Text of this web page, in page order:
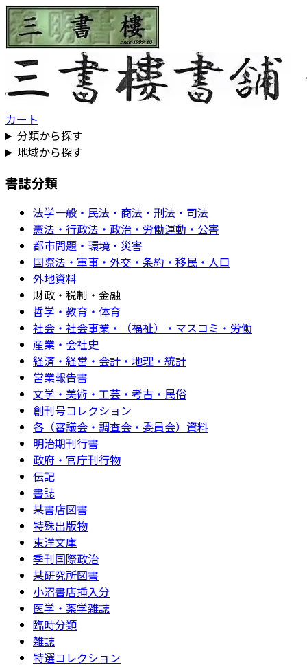
カート
分類から探す
地域から探す
書誌分類
法学一般・民法・商法・刑法・司法
憲法・行政法・政治・労働運動・公害
都市問題・環境・災害
国際法・軍事・外交・条約・移民・人口
外地資料
財政・税制・金融
哲学・教育・体育
社会・社会事業・（福祉）・マスコミ・労働
産業・会社史
経済・経営・会計・地理・統計
営業報告書
文学・美術・工芸・考古・民俗
創刊号コレクション
各（審議会・調査会・委員会）資料
明治期刊行書
政府・官庁刊行物
伝記
書誌
某書店図書
特殊出版物
東洋文庫
季刊国際政治
某研究所図書
小沼書店挿入分
医学・薬学雑誌
臨時分類
雑誌
特選コレクション